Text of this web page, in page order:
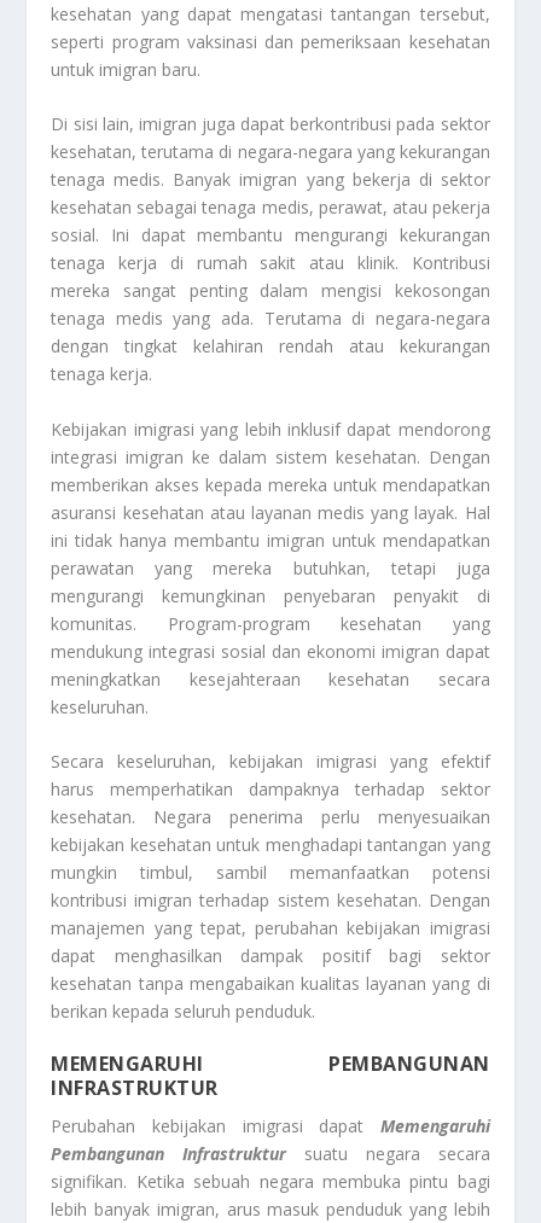
kesehatan yang dapat mengatasi tantangan tersebut,
seperti program vaksinasi dan pemeriksaan kesehatan
untuk imigran baru.
Di sisi lain, imigran juga dapat berkontribusi pada sektor
kesehatan, terutama di negara-negara yang kekurangan
tenaga medis. Banyak imigran yang bekerja di sektor
kesehatan sebagai tenaga medis, perawat, atau pekerja
sosial. Ini dapat membantu mengurangi kekurangan
tenaga kerja di rumah sakit atau klinik. Kontribusi
mereka sangat penting dalam mengisi kekosongan
tenaga medis yang ada. Terutama di negara-negara
dengan tingkat kelahiran rendah atau kekurangan
tenaga kerja.
Kebijakan imigrasi yang lebih inklusif dapat mendorong
integrasi imigran ke dalam sistem kesehatan. Dengan
memberikan akses kepada mereka untuk mendapatkan
asuransi kesehatan atau layanan medis yang layak. Hal
ini tidak hanya membantu imigran untuk mendapatkan
perawatan yang mereka butuhkan, tetapi juga
mengurangi kemungkinan penyebaran penyakit di
komunitas. Program-program kesehatan yang
mendukung integrasi sosial dan ekonomi imigran dapat
meningkatkan kesejahteraan kesehatan secara
keseluruhan.
Secara keseluruhan, kebijakan imigrasi yang efektif
harus memperhatikan dampaknya terhadap sektor
kesehatan. Negara penerima perlu menyesuaikan
kebijakan kesehatan untuk menghadapi tantangan yang
mungkin timbul, sambil memanfaatkan potensi
kontribusi imigran terhadap sistem kesehatan. Dengan
manajemen yang tepat, perubahan kebijakan imigrasi
dapat menghasilkan dampak positif bagi sektor
kesehatan tanpa mengabaikan kualitas layanan yang di
berikan kepada seluruh penduduk.
MEMENGARUHI PEMBANGUNAN
INFRASTRUKTUR
Perubahan kebijakan imigrasi dapat Memengaruhi
Pembangunan Infrastruktursuatu negara secara
signifikan. Ketika sebuah negara membuka pintu bagi
lebih banyak imigran, arus masuk penduduk yang lebih